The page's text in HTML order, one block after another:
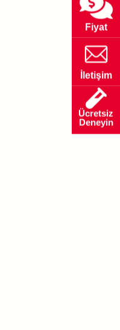
Fiyat
İletişim
Ücretsiz
Deneyin